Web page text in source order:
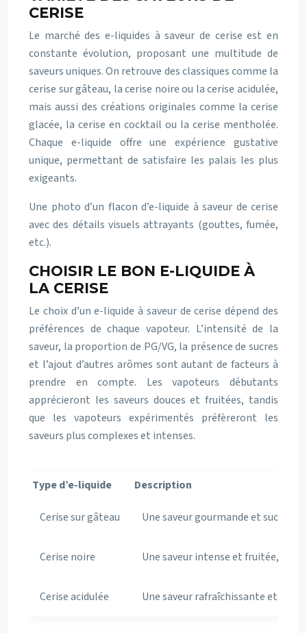
CERISE
Le marché des e-liquides à saveur de cerise est en
constante évolution, proposant une multitude de
saveurs uniques. On retrouve des classiques comme la
cerise sur gâteau, la cerise noire ou la cerise acidulée,
mais aussi des créations originales comme la cerise
glacée, la cerise en cocktail ou la cerise mentholée.
Chaque e-liquide offre une expérience gustative
unique, permettant de satisfaire les palais les plus
exigeants.
Une photo d’un flacon d’e-liquide à saveur de cerise
avec des détails visuels attrayants (gouttes, fumée,
etc.).
CHOISIR LE BON E-LIQUIDE À
LA CERISE
Le choix d’un e-liquide à saveur de cerise dépend des
préférences de chaque vapoteur. L’intensité de la
saveur, la proportion de PG/VG, la présence de sucres
et l’ajout d’autres arômes sont autant de facteurs à
prendre en compte. Les vapoteurs débutants
apprécieront les saveurs douces et fruitées, tandis
que les vapoteurs expérimentés préfèreront les
saveurs plus complexes et intenses.
Type d’e-liquide Description
Cerise sur gâteau Une saveur gourmande et sucrée,
Cerise noire Une saveur intense et fruitée,
Cerise acidulée Une saveur rafraîchissante et